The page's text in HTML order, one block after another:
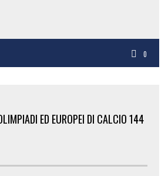
0
ED EUROPEI DI CALCIO 144